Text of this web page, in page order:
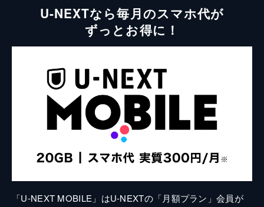
U-NEXTなら毎月のスマホ代が
ずっとお得に！
「U-NEXT MOBILE」はU-NEXTの「月額プラン」会員が